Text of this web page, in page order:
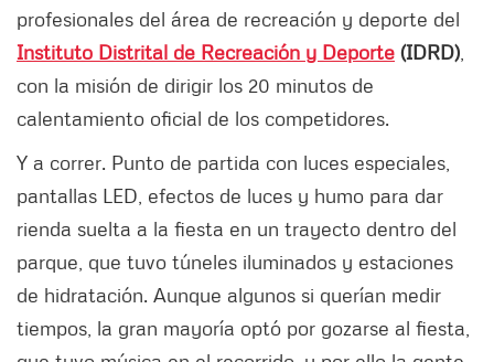
profesionales del área de recreación y deporte del
Instituto Distrital de Recreación y Deporte (IDRD)
con la misión de dirigir los 20 minutos de
calentamiento oficial de los competidores.
Y a correr. Punto de partida con luces especiales,
pantallas LED, efectos de luces y humo para dar
rienda suelta a la fiesta en un trayecto dentro del
parque, que tuvo túneles iluminados y estaciones
de hidratación. Aunque algunos si querían medir
tiempos, la gran mayoría optó por gozarse al fiesta,